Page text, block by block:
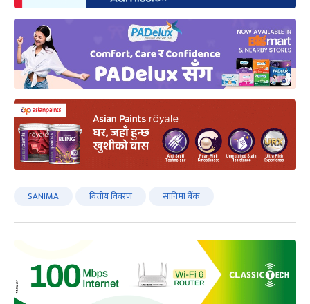
SANIMA वित्तीय विवरण सानिमा बैंक